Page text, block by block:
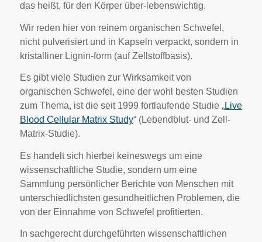
das heißt, für den Körper über-lebenswichtig.
Wir reden hier von reinem organischen Schwefel,
nicht pulverisiert und in Kapseln verpackt, sondern in
kristalliner Lignin-form (auf Zellstoffbasis).
Es gibt viele Studien zur Wirksamkeit von
organischen Schwefel, eine der wohl besten Studien
zum Thema, ist die seit 1999 fortlaufende Studie „Live
Blood Cellular Matrix Study“ (Lebendblut- und Zell-
Matrix-Studie).
Es handelt sich hierbei keineswegs um eine
wissenschaftliche Studie, sondern um eine
Sammlung persönlicher Berichte von Menschen mit
unterschiedlichsten gesundheitlichen Problemen, die
von der Einnahme von Schwefel profitierten.
In sachgerecht durchgeführten wissenschaftlichen